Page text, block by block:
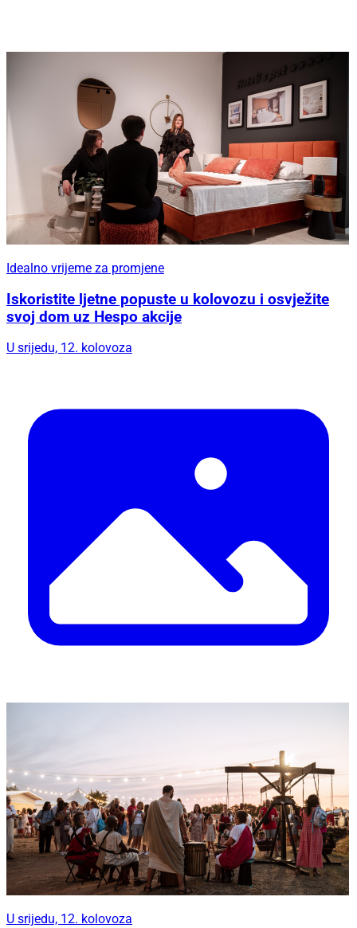
Idealno vrijeme za promjene
Iskoristite ljetne popuste u kolovozu i osvježite
svoj dom uz Hespo akcije
U srijedu, 12. kolovoza
U srijedu, 12. kolovoza